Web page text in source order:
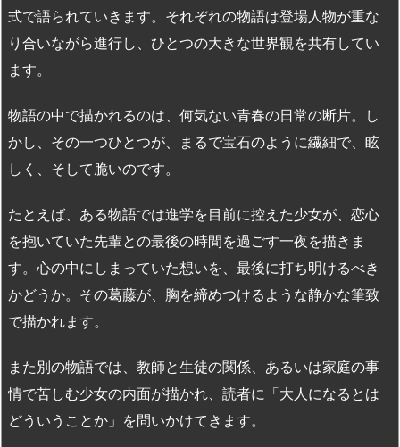
式で語られていきます。それぞれの物語は登場人物が重な
り合いながら進行し、ひとつの大きな世界観を共有してい
ます。
物語の中で描かれるのは、何気ない青春の日常の断片。し
かし、その一つひとつが、まるで宝石のように繊細で、眩
しく、そして脆いのです。
たとえば、ある物語では進学を目前に控えた少女が、恋心
を抱いていた先輩との最後の時間を過ごす一夜を描きま
す。心の中にしまっていた想いを、最後に打ち明けるべき
かどうか。その葛藤が、胸を締めつけるような静かな筆致
で描かれます。
また別の物語では、教師と生徒の関係、あるいは家庭の事
情で苦しむ少女の内面が描かれ、読者に「大人になるとは
どういうことか」を問いかけてきます。